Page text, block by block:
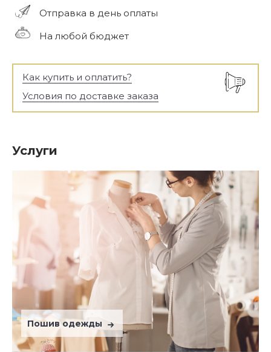
Отправка в день оплаты
На любой бюджет
Как купить и оплатить?
Условия по доставке заказа
Услуги
Пошив одежды